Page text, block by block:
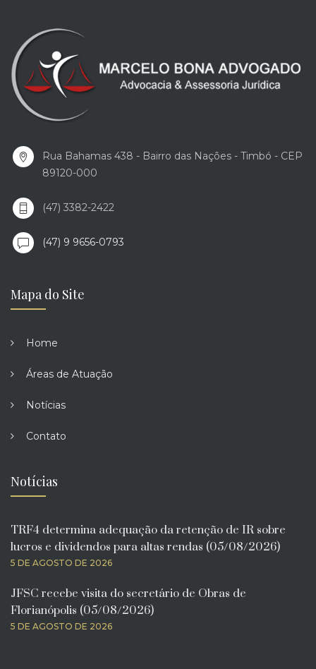
Rua Bahamas 438 - Bairro das Nações - Timbó - CEP
89120-000
(47) 3382-2422
(47) 9 9656-0793
Mapa do Site
Home
Áreas de Atuação
Notícias
Contato
Notícias
TRF4 determina adequação da retenção de IR sobre
lucros e dividendos para altas rendas (05/08/2026)
5 DE AGOSTO DE 2026
JFSC recebe visita do secretário de Obras de
Florianópolis (05/08/2026)
5 DE AGOSTO DE 2026